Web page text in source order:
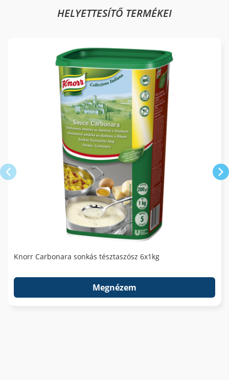
HELYETTESÍTŐ TERMÉKEI
Knorr Carbonara sonkás tésztaszósz 6x1kg
Megnézem